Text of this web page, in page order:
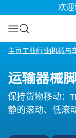
欢迎
主页工业行业机械与
运输器械
保持货物移动：
静的滚动、低滚